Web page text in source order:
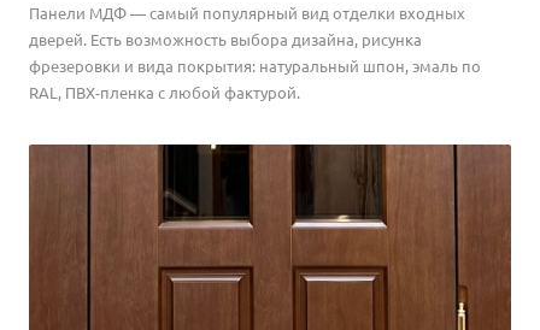
Панели МДФ — самый популярный вид отделки входных
дверей. Есть возможность выбора дизайна, рисунка
фрезеровки и вида покрытия: натуральный шпон, эмаль по
RAL, ПВХ-пленка с любой фактурой.